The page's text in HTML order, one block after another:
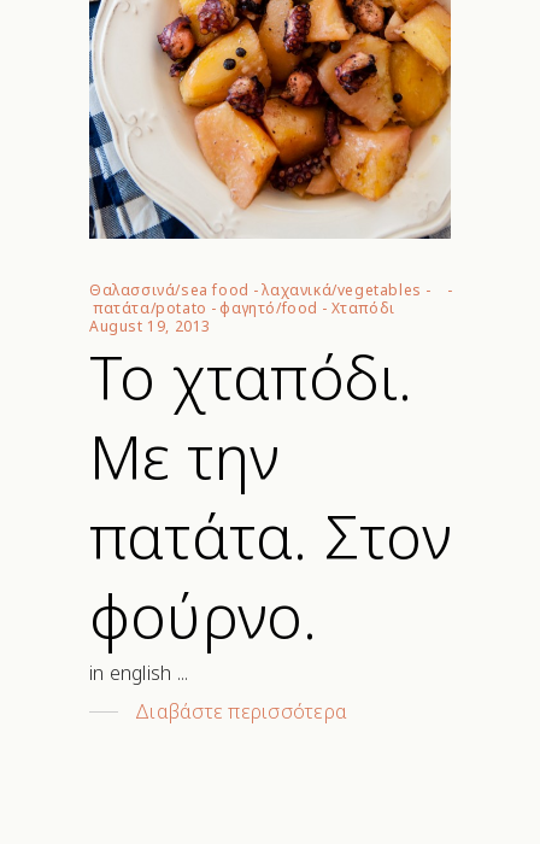
Θαλασσινά/sea food - λαχανικά/vegetables -
πατάτα/potato - φαγητό/food - Χταπόδι
August 19, 2013
Το χταπόδι.
Με την
πατάτα. Στον
φούρνο.
in english
Διαβάστε περισσότερα